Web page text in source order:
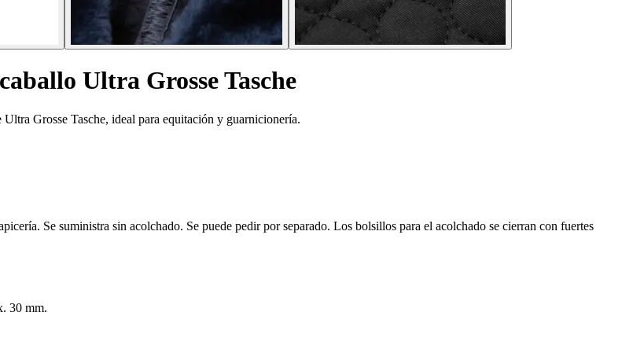
Ultra Grosse Tasche
Grosse Tasche, ideal para equitación y guarnicionería.
Se suministra sin acolchado. Se puede pedir por separado. Los bolsillos para el acolchado se cierran con fuertes
30 mm.